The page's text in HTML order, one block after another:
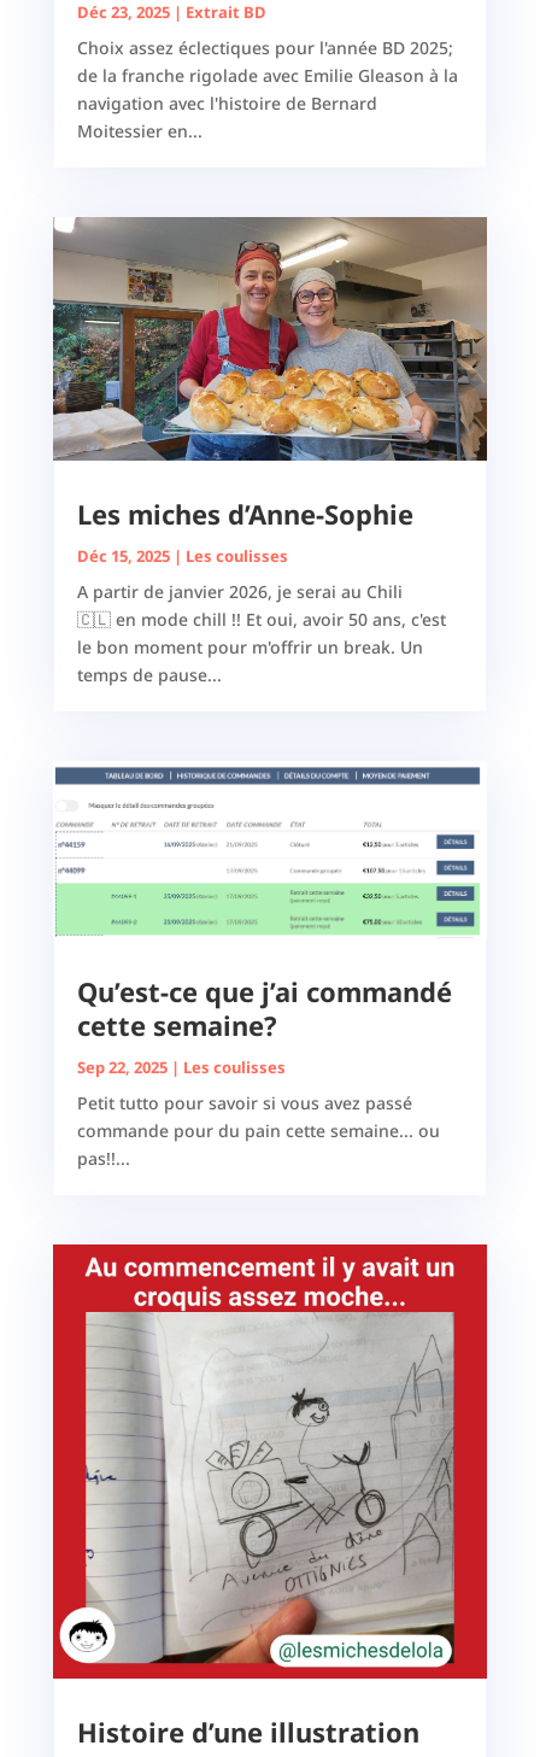
Déc 23, 2025| Extrait BD
Choix assez éclectiques pour l'année BD 2025;
de la franche rigolade avec Emilie Gleason à la
navigation avec l'histoire de Bernard
Moitessier en...
Les miches d’Anne-Sophie
Déc 15, 2025| Les coulisses
A partir de janvier 2026, je serai au Chili
🇨🇱 en mode chill !! Et oui, avoir 50 ans, c'est
le bon moment pour m'offrir un break. Un
temps de pause...
Qu’est-ce que j’ai commandé
cette semaine?
Sep 22, 2025| Les coulisses
Petit tutto pour savoir si vous avez passé
commande pour du pain cette semaine... ou
pas!!...
Histoire d’une illustration